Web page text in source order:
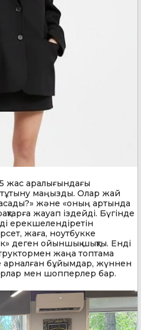
жас аралығындағы
маңызды. Олар жай
және «оның артында
жауап іздейді. Бүгінде
ерекшелендіретін
жаға, ноутбукке
деген ойыншық шықты. Енді
жаңа топтама
арналған бұйымдар, жүннен
мен шопперлер бар.